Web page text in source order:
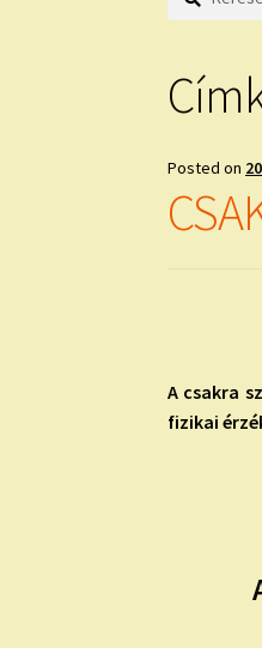
Posted on
A csakra
fizikai